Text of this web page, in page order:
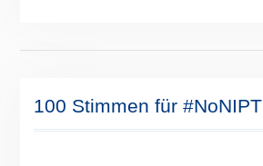
100 Stimmen für #NoNIPT